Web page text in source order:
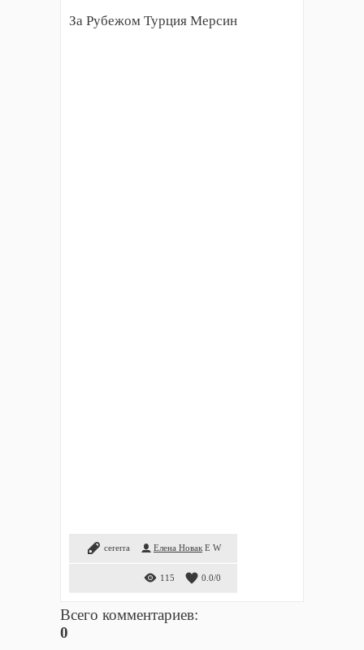
За Рубежом Турция Мерсин
cererra Елена Новак E W
115 0.0/0
Всего комментариев:
0